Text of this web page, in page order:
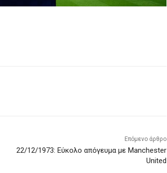
Επόμενο άρθρο
22/12/1973: Εύκολο απόγευμα με Manchester
United